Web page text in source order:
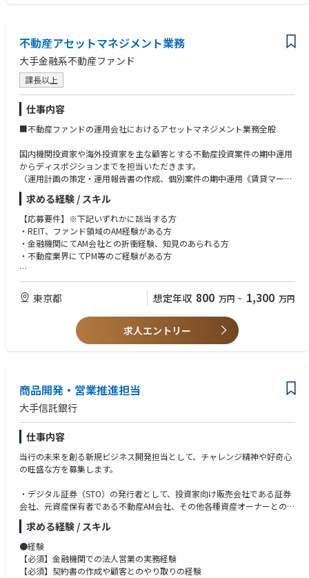
ージャーを顧客として、証券化、LBOファイナンス、プロジェクトファイ
ナンス、不動産・インフラ投資等の大型案件に携わります。単なる営業職
ではなく、顧客とのリレーション構築からストラクチャリング、条件交
渉、クロージング、受託後のプロジェクトマネジメントまでを一貫して担
当するフロントオフィス業務です。経営陣と直接連携しながら事業拡大の
最前線を担い、顧客ごとに最適な信託ソリューションを創出していただき
ます。
不動産アセットマネジメント業務
大手金融系不動産ファンド
課長以上
仕事内容
■不動産ファンドの運用会社におけるアセットマネジメント業務全般
国内機関投資家や海外投資家を主な顧客とする不動産投資案件の期中運用
からディスポジションまでを担当いただきます。
（運用計画の策定・運用報告書の作成、個別案件の期中運用《賃貸マーケ
ットの分析、リーシング、PM/BM対応、資産価値向上シナリオの策定・推
進等》、資産売却/リファイナンス対応）
・フロント
NOI難易度高案件の実行・旗振り、売却、リファイナンス、投資家対応を
メインにご対応いただきます
運用報告、計画実行、売却リファイナンス時のドキュメンサポートなどを
メインにご対応いただきます
求める経験 / スキル
【応募要件】※下記いずれかに該当する方
・REIT、ファンド領域のAM経験がある方
・金融機関にてAM会社との折衝経験、知見のあられる方
・不動産業界にてPM等のご経験がある方
【歓迎要件】
・私募ファンドでのAM経験者
東京都 想定年収 800 万円 ~ 1,300 万円
求人エントリー
商品開発・営業推進担当
大手信託銀行
仕事内容
当行の未来を創る新規ビジネス開発担当として、チャレンジ精神や好奇心
の旺盛な方を募集します。
・デジタル証券（STO）の発行者として、投資家向け販売会社である証券
会社、元資産保有者である不動産AM会社、その他各種資産オーナーとの調
整業務をメインとしながら、ドキュメンテーションなど案件のエグゼキュ
ーション担当との連携業務
・金銭債権流動化案件における受託者として、資金調達側である原資産保
有者（オリジネーター）、投資家向けの商品の販売会社である証券会社と
の調整業務をメインとしながら、ドキュメンテーションなど案件のエグゼ
求める経験 / スキル
●経験
【必須】金融機関での法人営業の実務経験
【必須】契約書の作成や顧客とのやり取りの経験